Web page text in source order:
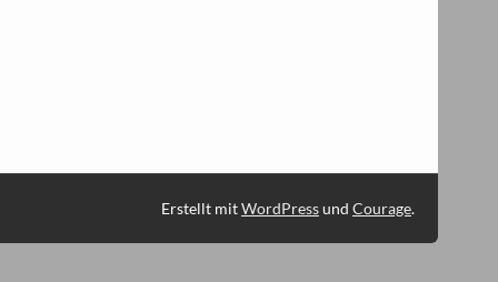
Erstellt mitWordPressund Courage.